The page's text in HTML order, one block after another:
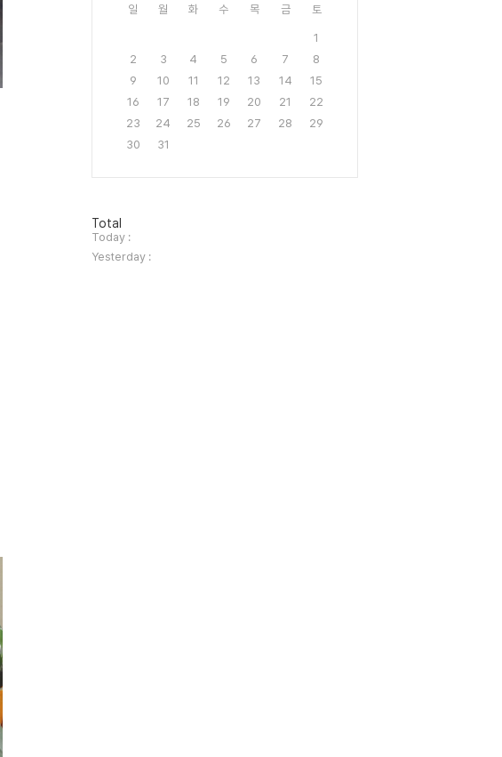
일 월 화 수 목 금 토
1
2
3 4 5 6 7
8
9
10 11 12 13 14
15
16
17 18 19 20 21
22
23
24 25 26 27 28
29
30
31
방
문
자
수
Total
Today :
Yesterday :